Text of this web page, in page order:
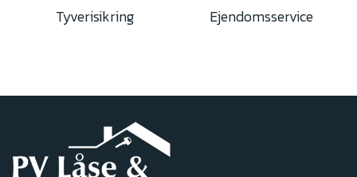
Tyverisikring Ejendomsservice